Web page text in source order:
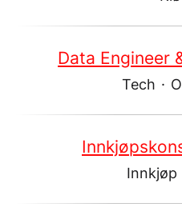
Data Engineer
Tech ·
Innkjøp